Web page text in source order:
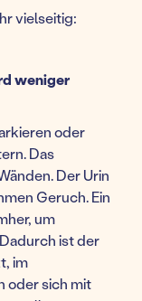
vielseitig:
weniger
oder
Das
Der Urin
Geruch. Ein
um
ist der
im
oder sich mit